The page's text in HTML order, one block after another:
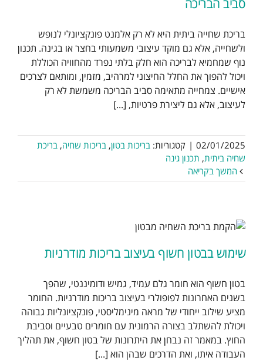
סביב הבריכה
בריכת שחייה ביתית היא לא רק אלמנט פונקציונלי לנופש
ולשחייה, אלא גם מוקד עיצובי משמעותי בחצר או בגינה. תכנון
נוף שמחמיא לבריכה הוא חלק בלתי נפרד מהחוויה הכוללת
ויכול להפוך את החלל החיצוני למרהיב, מזמין, ומותאם לצרכים
אישיים. צמחייה מתאימה סביב הבריכה משמשת לא רק
לעיצוב, אלא גם ליצירת פרטיות, [...]
02/01/2025
| קטגוריות: בריכות בטון, בריכות שחיה, בריכת
שחיה ביתית, תכנון גינה
המשך בקריאה
שימוש בבטון חשוף בעיצוב בריכות מודרניות
בטון חשוף הוא חומר גלם עמיד, גמיש ודומיננטי, שהפך
בשנים האחרונות לפופולרי בעיצוב בריכות מודרניות. החומר
מציע שילוב ייחודי של מראה מינימליסטי, פונקציונליות גבוהה
ויכולת להשתלב בצורה הרמונית עם חומרים טבעיים וסביבת
החוץ. במאמר זה נבחן את היתרונות של בטון חשוף, את תהליך
העבודה איתו, ואת הדרכים שבהן הוא [...]